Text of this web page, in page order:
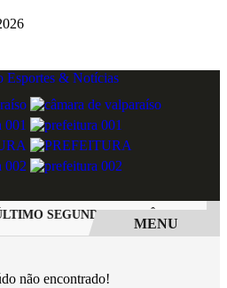
SEGUNDO E POLÊMICA. BIG
MENU